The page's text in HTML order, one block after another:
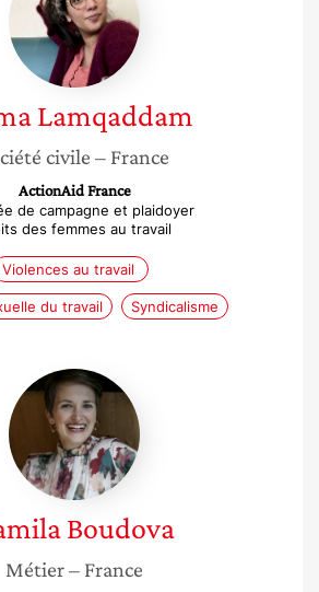
Lamqaddam
civile – France
ActionAid France
de campagne et plaidoyer
des femmes au travail
Violences au travail
du travail Syndicalisme
Kamila
Boudova
Boudova
Métier– France